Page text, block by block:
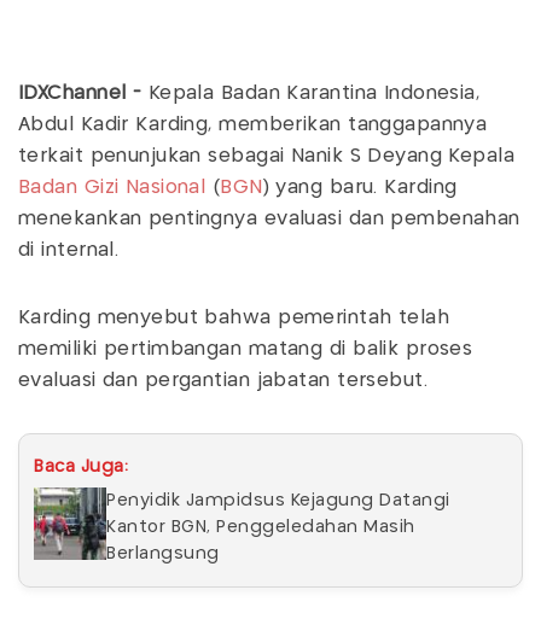
IDXChannel - Kepala Badan Karantina Indonesia,
Abdul Kadir Karding, memberikan tanggapannya
terkait penunjukan sebagai Nanik S Deyang Kepala
Badan Gizi Nasional
( BGN ) yang baru. Karding
menekankan pentingnya evaluasi dan pembenahan
di internal.
Karding menyebut bahwa pemerintah telah
memiliki pertimbangan matang di balik proses
evaluasi dan pergantian jabatan tersebut.
Baca Juga:
Penyidik Jampidsus Kejagung Datangi
Kantor BGN, Penggeledahan Masih
Berlangsung